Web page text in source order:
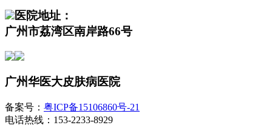
医院地址：
广州市荔湾区南岸路66号
广州华医大皮肤病医院
备案号： 粤ICP备15106860号-21
电话热线：153-2233-8929